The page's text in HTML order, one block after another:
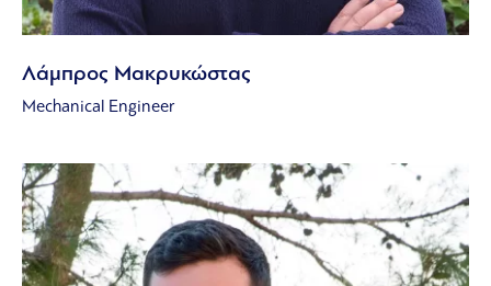
Λάμπρος Μακρυκώστας
Mechanical Engineer